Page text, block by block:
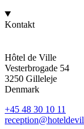
Kontakt
Hôtel de Ville
Vesterbrogade 54
3250 Gilleleje
Denmark
+45 48 30 10 11